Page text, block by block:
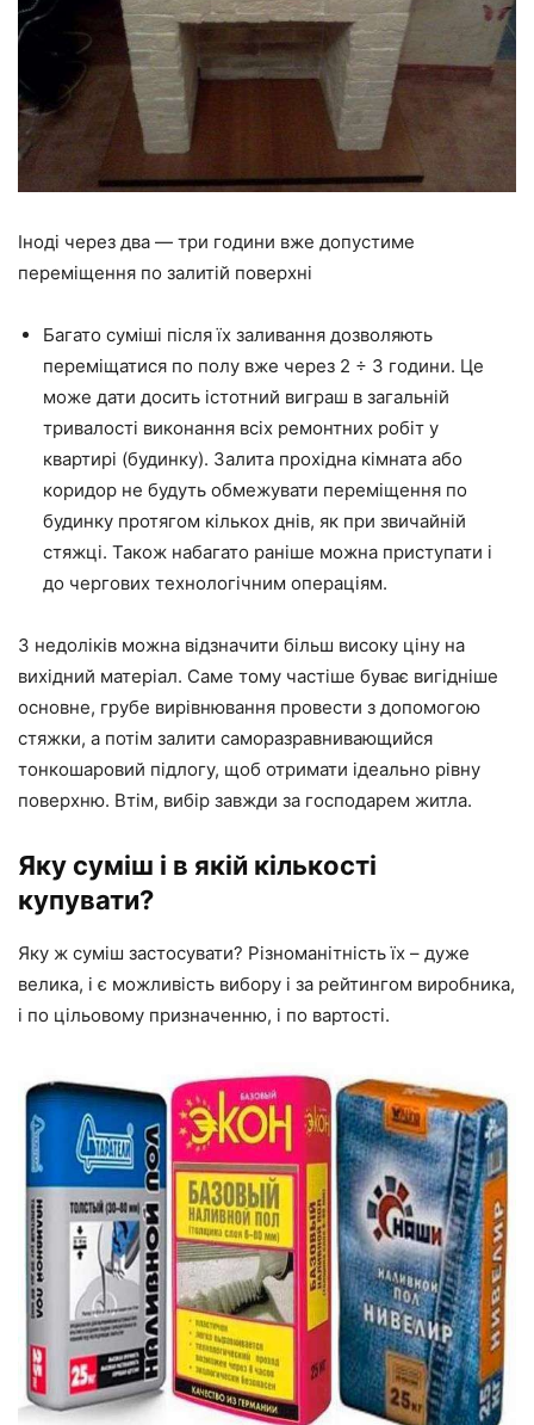
Іноді через два — три години вже допустиме
переміщення по залитій поверхні
Багато суміші після їх заливання дозволяють
переміщатися по полу вже через 2 ÷ 3 години. Це
може дати досить істотний виграш в загальній
тривалості виконання всіх ремонтних робіт у
квартирі (будинку). Залита прохідна кімната або
коридор не будуть обмежувати переміщення по
будинку протягом кількох днів, як при звичайній
стяжці. Також набагато раніше можна приступати і
до чергових технологічним операціям.
З недоліків можна відзначити більш високу ціну на
вихідний матеріал. Саме тому частіше буває вигідніше
основне, грубе вирівнювання провести з допомогою
стяжки, а потім залити саморазравнивающийся
тонкошаровий підлогу, щоб отримати ідеально рівну
поверхню. Втім, вибір завжди за господарем житла.
Яку суміш і в якій кількості
купувати?
Яку ж суміш застосувати? Різноманітність їх – дуже
велика, і є можливість вибору і за рейтингом виробника,
і по цільовому призначенню, і по вартості.